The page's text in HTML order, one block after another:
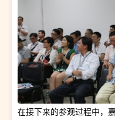
在接下来的参观过程中，